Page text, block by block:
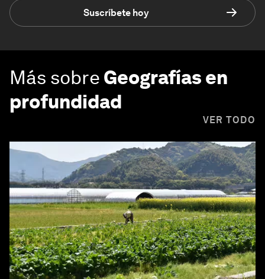
Suscríbete hoy
Más sobre Geografías en
profundidad
VER TODO